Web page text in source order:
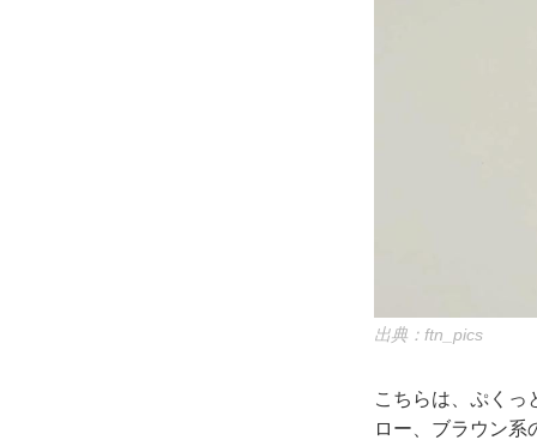
出典：ftn_pics
こちらは、ぷくっ
ロー、ブラウン系